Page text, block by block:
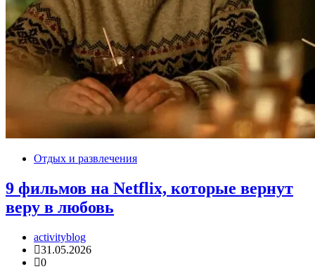
Отдых и развлечения
9 фильмов на Netflix, которые вернут
веру в любовь
activityblog
31.05.2026
0